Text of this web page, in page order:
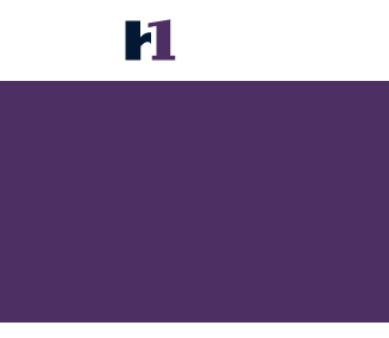
Traverse City Escape
Tarifs